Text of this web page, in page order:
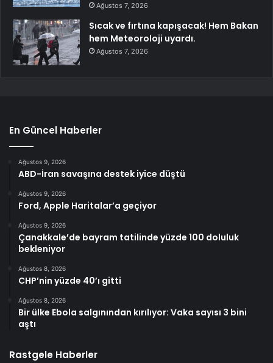
Ağustos 7, 2026
Sıcak ve fırtına kapışacak! Hem Bakan
hem Meteoroloji uyardı.
Ağustos 7, 2026
En Güncel Haberler
Ağustos 9, 2026
ABD-İran savaşına destek iyice düştü
Ağustos 9, 2026
Ford, Apple Haritalar’a geçiyor
Ağustos 9, 2026
Çanakkale’de bayram tatilinde yüzde 100 doluluk
bekleniyor
Ağustos 8, 2026
CHP’nin yüzde 40’ı gitti
Ağustos 8, 2026
Bir ülke Ebola salgınından kırılıyor: Vaka sayısı 3 bini
aştı
Rastgele Haberler